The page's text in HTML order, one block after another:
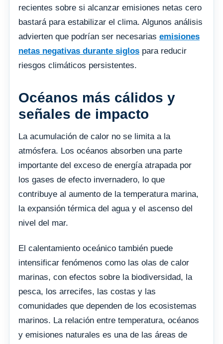
recientes sobre si alcanzar emisiones netas cero
bastará para estabilizar el clima. Algunos análisis
advierten que podrían ser necesarias emisiones
netas negativas durante siglos para reducir
riesgos climáticos persistentes.
Océanos más cálidos y
señales de impacto
La acumulación de calor no se limita a la
atmósfera. Los océanos absorben una parte
importante del exceso de energía atrapada por
los gases de efecto invernadero, lo que
contribuye al aumento de la temperatura marina,
la expansión térmica del agua y el ascenso del
nivel del mar.
El calentamiento oceánico también puede
intensificar fenómenos como las olas de calor
marinas, con efectos sobre la biodiversidad, la
pesca, los arrecifes, las costas y las
comunidades que dependen de los ecosistemas
marinos. La relación entre temperatura, océanos
y emisiones naturales es una de las áreas de